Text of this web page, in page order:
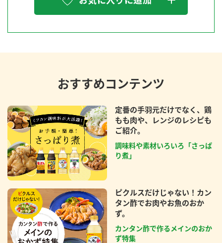
おすすめコンテンツ
定番の手羽元だけでなく、鶏
もも肉や、レンジのレシピも
ご紹介。
調味料や素材いろいろ「さっぱ
り煮」
ピクルスだけじゃない！カン
タン酢でお肉やお魚のおか
ず。
カンタン酢で作るメインのおか
ず特集